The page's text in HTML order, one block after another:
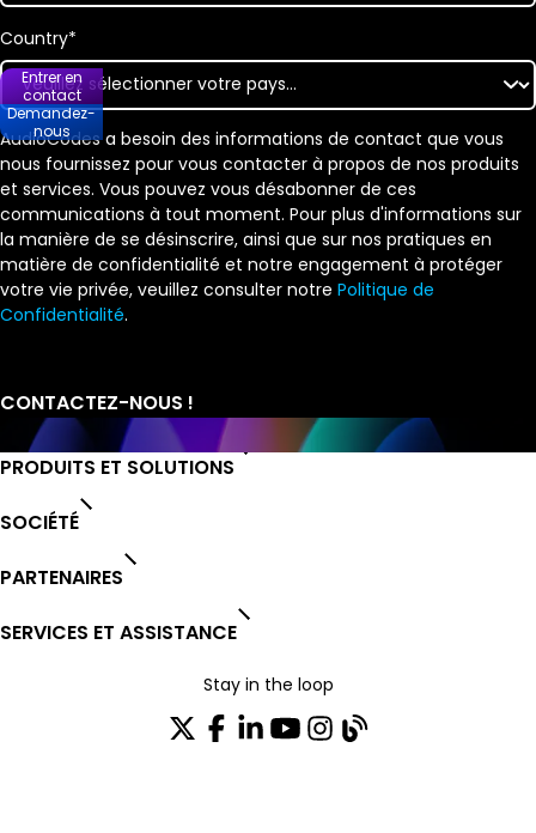
Country*
AudioCodes a besoin des informations de contact que vous
nous fournissez pour vous contacter à propos de nos produits
et services. Vous pouvez vous désabonner de ces
communications à tout moment. Pour plus d'informations sur
la manière de se désinscrire, ainsi que sur nos pratiques en
matière de confidentialité et notre engagement à protéger
votre vie privée, veuillez consulter notre Politique de
Confidentialité.
PRODUITS ET SOLUTIONS
SOCIÉTÉ
PARTENAIRES
SERVICES ET ASSISTANCE
Stay in the loop
Entrer en
contact
Demandez-
nous